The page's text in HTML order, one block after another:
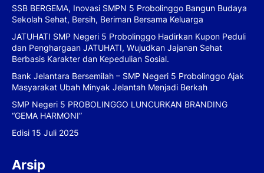
SSB BERGEMA, Inovasi SMPN 5 Probolinggo Bangun Budaya
Sekolah Sehat, Bersih, Beriman Bersama Keluarga
JATUHATI SMP Negeri 5 Probolinggo Hadirkan Kupon Peduli
dan Penghargaan JATUHATI, Wujudkan Jajanan Sehat
Berbasis Karakter dan Kepedulian Sosial.
Bank Jelantara Bersemilah – SMP Negeri 5 Probolinggo Ajak
Masyarakat Ubah Minyak Jelantah Menjadi Berkah
SMP Negeri 5 PROBOLINGGO LUNCURKAN BRANDING
“GEMA HARMONI”
Edisi 15 Juli 2025
Arsip